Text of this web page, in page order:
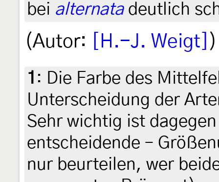
bei alternatadeutlich
(Autor: [H.-J. Weigt] )
1 : Die Farbe des
Unterscheidung der
Sehr wichtig ist
entscheidende –
nur beurteilen, wer